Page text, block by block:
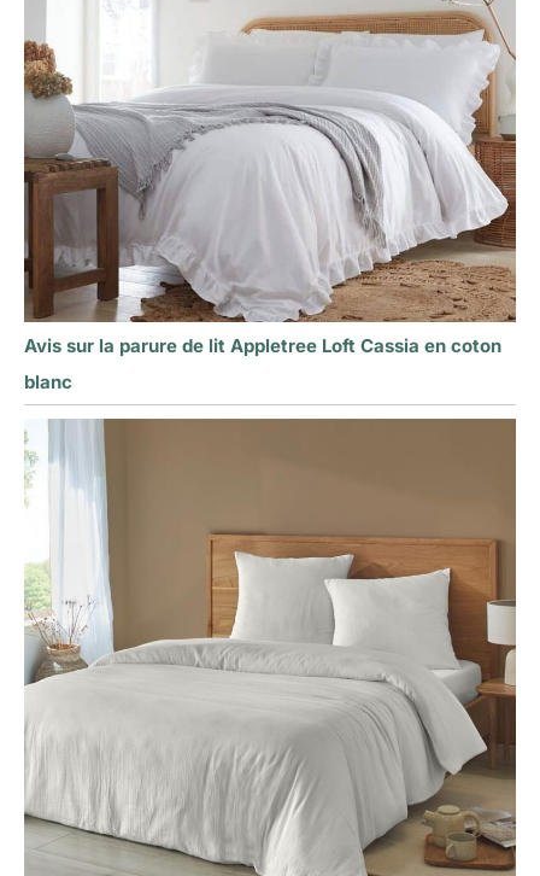
Avis sur la parure de lit Appletree Loft Cassia en coton
blanc